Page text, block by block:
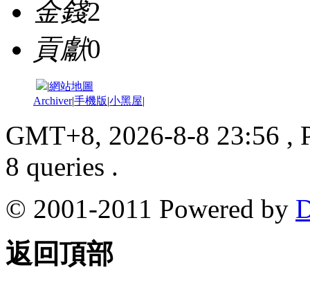
金錢2
貢獻0
|網站地圖
Archiver|手機版|小黑屋|
GMT+8, 2026-8-8 23:56 ,
8 queries .
© 2001-2011 Powered by
返回頂部